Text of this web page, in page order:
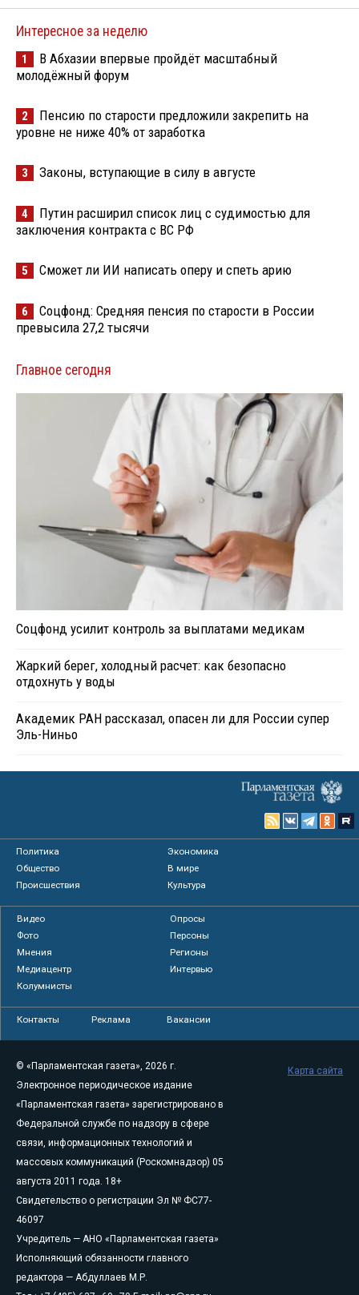
Интересное за неделю
1
В Абхазии впервые пройдёт масштабный
молодёжный форум
2
Пенсию по старости предложили закрепить на
уровне не ниже 40% от заработка
3 Законы, вступающие в силу в августе
4
Путин расширил список лиц с судимостью для
заключения контракта с ВС РФ
5 Сможет ли ИИ написать оперу и спеть арию
6
Соцфонд: Средняя пенсия по старости в России
превысила 27,2 тысячи
Главное сегодня
Соцфонд усилит контроль за выплатами медикам
Жаркий берег, холодный расчет: как безопасно
отдохнуть у воды
Академик РАН рассказал, опасен ли для России супер
Эль-Ниньо
Политика
Экономика
Общество
В мире
Происшествия
Культура
Видео
Опросы
Фото
Персоны
Мнения
Регионы
Медиацентр
Интервью
Колумнисты
Контакты Реклама Вакансии
© «Парламентская газета», 2026 г.
Электронное периодическое издание
«Парламентская газета» зарегистрировано в
Федеральной службе по надзору в сфере
связи, информационных технологий и
массовых коммуникаций (Роскомнадзор) 05
августа 2011 года. 18+
Свидетельство о регистрации Эл № ФС77-
46097
Учредитель — АНО «Парламентская газета»
Исполняющий обязанности главного
редактора — Абдуллаев М.Р.
Карта сайта